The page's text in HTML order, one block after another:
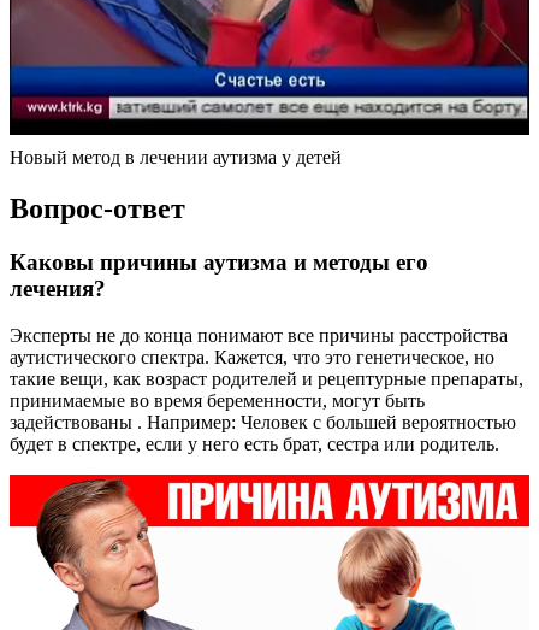
Новый метод в лечении аутизма у детей
Вопрос-ответ
Каковы причины аутизма и методы его
лечения?
Эксперты не до конца понимают все причины расстройства
аутистического спектра. Кажется, что это генетическое, но
такие вещи, как возраст родителей и рецептурные препараты,
принимаемые во время беременности, могут быть
задействованы . Например: Человек с большей вероятностью
будет в спектре, если у него есть брат, сестра или родитель.